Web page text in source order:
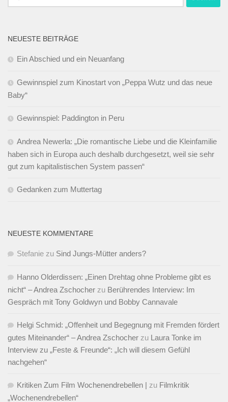
nach:
NEUESTE BEITRÄGE
Ein Abschied und ein Neuanfang
Gewinnspiel zum Kinostart von „Peppa Wutz und das neue
Baby“
Gewinnspiel: Paddington in Peru
Andrea Newerla: „Die romantische Liebe und die Kleinfamilie
haben sich in Europa auch deshalb durchgesetzt, weil sie sehr
gut zum kapitalistischen System passen“
Gedanken zum Muttertag
NEUESTE KOMMENTARE
Stefanie zu Sind Jungs-Mütter anders?
Hanno Olderdissen: „Einen Drehtag ohne Probleme gibt es
nicht“ – Andrea Zschocher zu Berührendes Interview: Im
Gespräch mit Tony Goldwyn und Bobby Cannavale
Helgi Schmid: „Offenheit und Begegnung mit Fremden fördert
gutes Miteinander“ – Andrea Zschocher zu Laura Tonke im
Interview zu „Feste & Freunde“: „Ich will diesem Gefühl
nachgehen“
Kritiken Zum Film Wochenendrebellen | zu Filmkritik
„Wochenendrebellen“